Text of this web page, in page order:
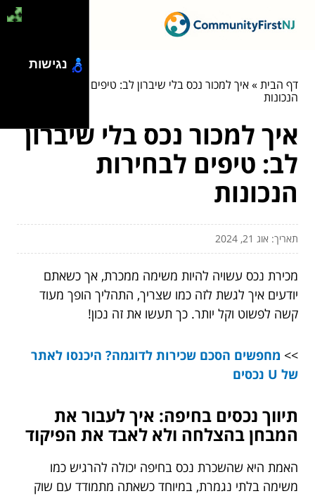
דף הבית»איך למכור נכס בלי שיברון לב: טיפים לבחירות
הנכונות
איך למכור נכס בלי שיברון
לב: טיפים לבחירות
הנכונות
תאריך: אוג 21, 2024
מכירת נכס עשויה להיות משימה ממכרת, אך כשאתם
יודעים איך לגשת לזה כמו שצריך, התהליך הופך מעוד
קשה לפשוט וקל יותר. כך תעשו את זה נכון!
>> מחפשים הסכם שכירות לדוגמה? היכנסו לאתר
של U נכסים
תיווך נכסים בחיפה: איך לעבור את
המבחן בהצלחה ולא לאבד את הפיקוד
האמת היא שהשכרת נכס בחיפה יכולה להרגיש כמו
משימה בלתי נגמרת, במיוחד כשאתה מתמודד עם שוק
נגישות